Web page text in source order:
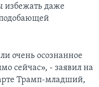
избежать даже
очень осознанное
сейчас», - заявил на
Трамп-младший,